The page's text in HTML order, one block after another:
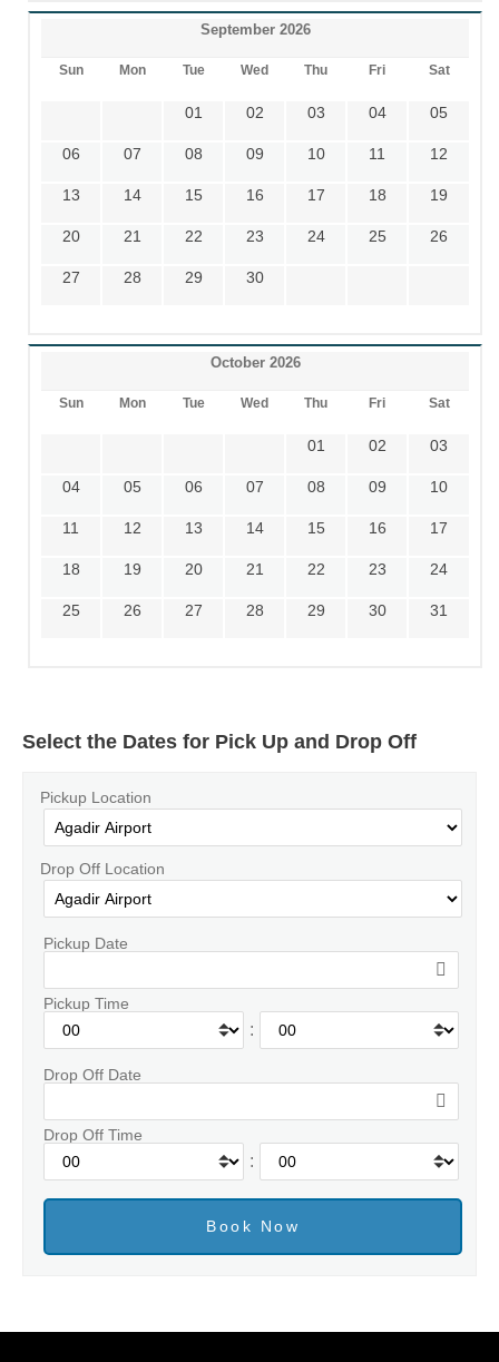
September 2026
Sun Mon Tue Wed Thu Fri Sat
01 02 03 04 05
06 07 08 09 10 11 12
13 14 15 16 17 18 19
20 21 22 23 24 25 26
27 28 29 30
October 2026
Sun Mon Tue Wed Thu Fri Sat
01 02 03
04 05 06 07 08 09 10
11 12 13 14 15 16 17
18 19 20 21 22 23 24
25 26 27 28 29 30 31
Select the Dates for Pick Up and Drop Off
Pickup Location
Drop Off Location
Pickup Date
Pickup Time
:
Drop Off Date
Drop Off Time
: